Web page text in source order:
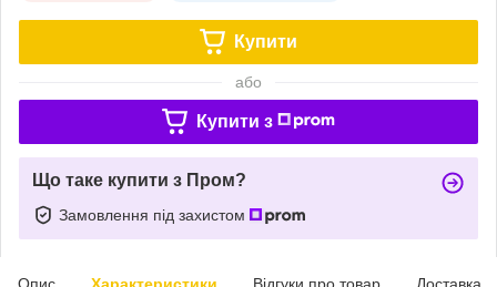
Купити
або
Купити з
Що таке купити з Пром?
Замовлення під захистом
Опис Характеристики Відгуки про товар Доставка